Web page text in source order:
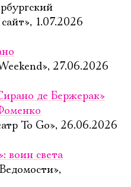
1.07.2026
27.06.2026
де Бержерак»
To Go», 26.06.2026
воин света